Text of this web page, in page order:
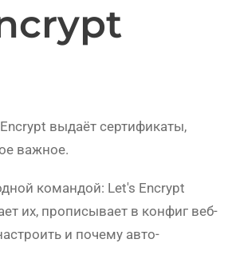
выдаёт сертификаты,
важное.
командой: Let's Encrypt
их, прописывает в конфиг веб-
и почему авто-